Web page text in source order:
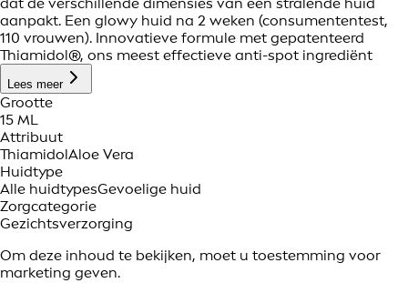
dat de verschillende dimensies van een stralende huid
aanpakt. Een glowy huid na 2 weken (consumententest,
110 vrouwen). Innovatieve formule met gepatenteerd
Thiamidol®, ons meest effectieve anti-spot ingrediënt
Lees meer
Grootte
15 ML
Attribuut
ThiamidolAloe Vera
Huidtype
Alle huidtypesGevoelige huid
Zorgcategorie
Gezichtsverzorging
Om deze inhoud te bekijken, moet u toestemming voor
marketing geven.